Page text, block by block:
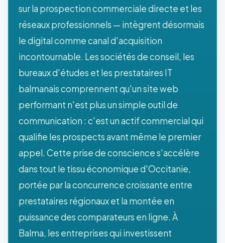
sur la prospection commerciale directe et les
réseaux professionnels — intègrent désormais
le digital comme canal d'acquisition
incontournable. Les sociétés de conseil, les
bureaux d'études et les prestataires IT
balmanais comprennent qu'un site web
performant n'est plus un simple outil de
communication : c'est un actif commercial qui
qualifie les prospects avant même le premier
appel. Cette prise de conscience s'accélère
dans tout le tissu économique d'Occitanie,
portée par la concurrence croissante entre
prestataires régionaux et la montée en
puissance des comparateurs en ligne. À
Balma, les entreprises qui investissent